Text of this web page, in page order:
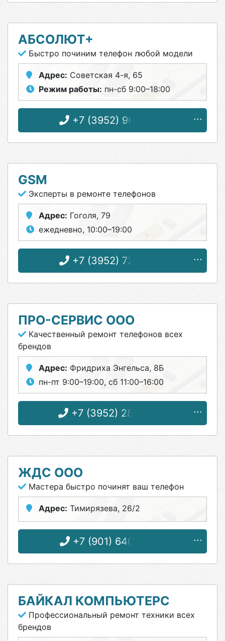
АБСОЛЮТ+
Быстро починим телефон любой модели
Адрес: Советская 4-я, 65
Режим работы: пн-сб 9:00–18:00
+7 (3952) 96-18-46
GSM
Эксперты в ремонте телефонов
Адрес: Гоголя, 79
ежедневно, 10:00–19:00
+7 (3952) 72-77-94
ПРО-СЕРВИС ООО
Качественный ремонт телефонов всех
брендов
Адрес: Фридриха Энгельса, 8Б
пн-пт 9:00–19:00, сб 11:00–16:00
+7 (3952) 28-83-08
ЖДС ООО
Мастера быстро починят ваш телефон
Адрес: Тимирязева, 26/2
+7 (901) 640-15-55
БАЙКАЛ КОМПЬЮТЕРС
Профессиональный ремонт техники всех
брендов